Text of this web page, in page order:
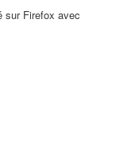
sur Firefox avec